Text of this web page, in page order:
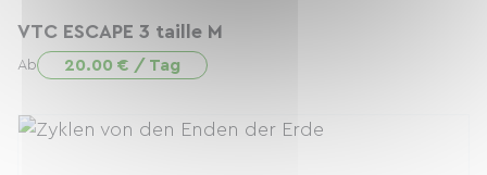
VTC ESCAPE 3 taille M
Ab 20.00 € / Tag